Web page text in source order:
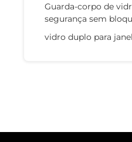
Guarda-corpo de
segurança sem
vidro duplo para